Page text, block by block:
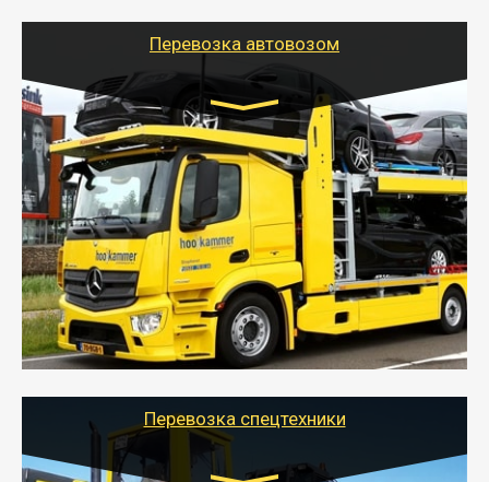
Перевозка автовозом
Цена за км. Рассчитывается
индивидуально
- Перевозка автовозом от Тайгер Логистик – это
быстрый и безопасный способ доставить несколько
легковых автомобилей за одну поездку в другой
город.
- Наша транспортная компания организует доставку
машин автовозом, подобрав оптимальный маршрут с
учетом всех особенности по пути следования.
Перевозка спецтехники